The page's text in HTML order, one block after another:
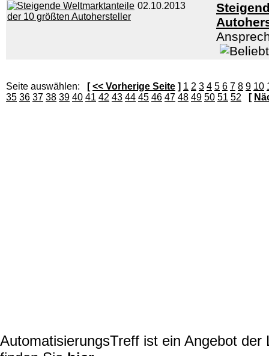
02.10.2013
Seite auswählen: [<< Vorherige Seite ] 1 2 3 4 5 6 7 8 9 10
35 36 37 38 39 40 41 42 43 44 45 46 47 48 49 50 51 52 [
AutomatisierungsTreff ist ein Angebot